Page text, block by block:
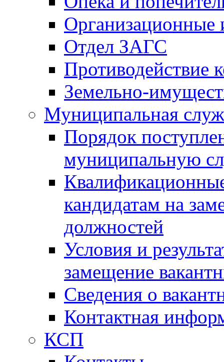
Отдел ЗАГС
Противодействие
Земельно-
Муниципальная
Порядок
муниципальную
кандидатам на
должностей
Условия и
замещение
Сведения о
Контактная
КСП